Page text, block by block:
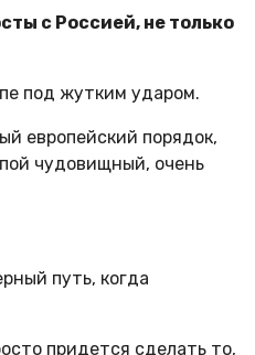
с Россией, не только
под жутким ударом.
европейский порядок,
чудовищный, очень
путь, когда
придется сделать то,